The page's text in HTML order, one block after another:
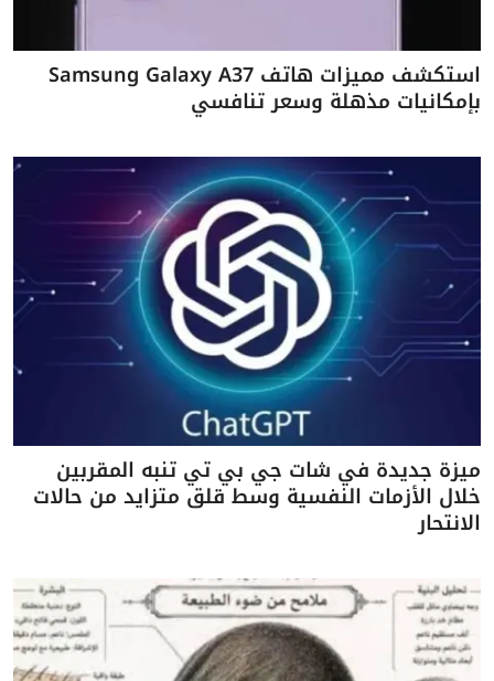
استكشف مميزات هاتف Samsung Galaxy A37
بإمكانيات مذهلة وسعر تنافسي
ميزة جديدة في شات جي بي تي تنبه المقربين
خلال الأزمات النفسية وسط قلق متزايد من حالات
الانتحار